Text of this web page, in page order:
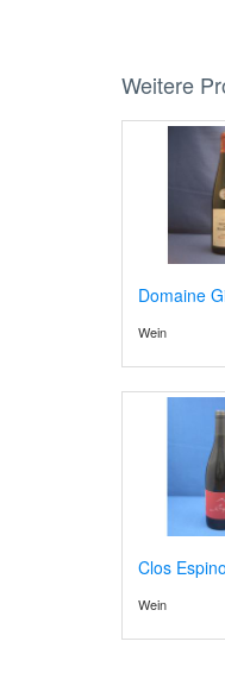
Weitere
Domaine
Wein
Clos
Wein